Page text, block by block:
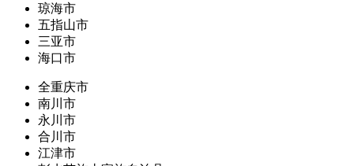
琼海市
五指山市
三亚市
海口市
全重庆市
南川市
永川市
合川市
江津市